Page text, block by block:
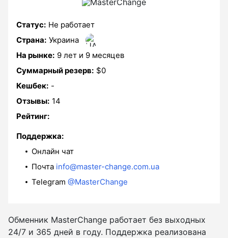
Статус: Не работает
Страна: Украина
На рынке: 9 лет и 9 месяцев
Суммарный резерв: $0
Кешбек: -
Отзывы: 14
Рейтинг:
Поддержка:
Онлайн чат
Почта info@master-change.com.ua
Telegram @MasterChange
Обменник MasterChange работает без выходных
24/7 и 365 дней в году. Поддержка реализована